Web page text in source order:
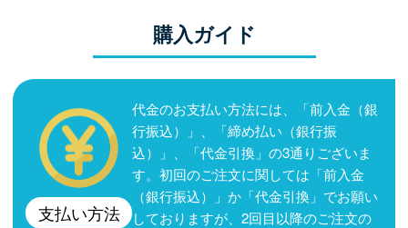
購入ガイド
支払い方法
代金のお支払い方法には、「前入金（銀
行振込）」、「締め払い（銀行振
込）」、「代金引換」の3通りございま
す。初回のご注文に関しては「前入金
（銀行振込）」か「代金引換」でお願い
しておりますが、2回目以降のご注文の